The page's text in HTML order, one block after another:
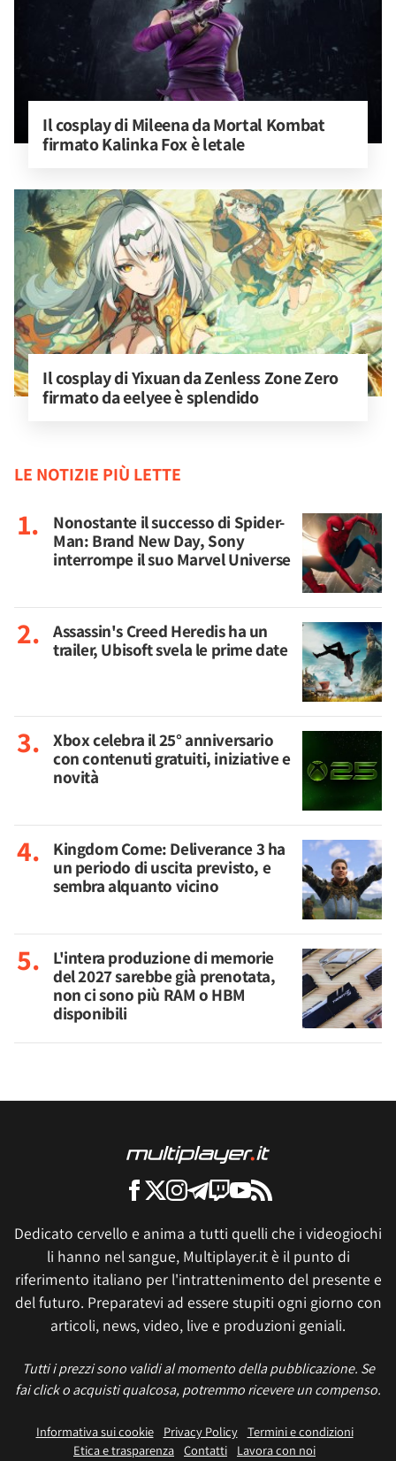
Il cosplay di Mileena da Mortal Kombat
firmato Kalinka Fox è letale
Il cosplay di Yixuan da Zenless Zone Zero
firmato da eelyee è splendido
LE NOTIZIE PIÙ LETTE
Nonostante il successo di Spider-
Man: Brand New Day, Sony
interrompe il suo Marvel Universe
Assassin's Creed Heredis ha un
trailer, Ubisoft svela le prime date
Xbox celebra il 25° anniversario
con contenuti gratuiti, iniziative e
novità
Kingdom Come: Deliverance 3 ha
un periodo di uscita previsto, e
sembra alquanto vicino
L'intera produzione di memorie
del 2027 sarebbe già prenotata,
non ci sono più RAM o HBM
disponibili
Dedicato cervello e anima a tutti quelli che i videogiochi
li hanno nel sangue, Multiplayer.it è il punto di
riferimento italiano per l'intrattenimento del presente e
del futuro. Preparatevi ad essere stupiti ogni giorno con
articoli, news, video, live e produzioni geniali.
Tutti i prezzi sono validi al momento della pubblicazione. Se
fai click o acquisti qualcosa, potremmo ricevere un compenso.
Informativa sui cookie Privacy Policy
Termini e condizioni
Etica e trasparenza Contatti Lavora con noi